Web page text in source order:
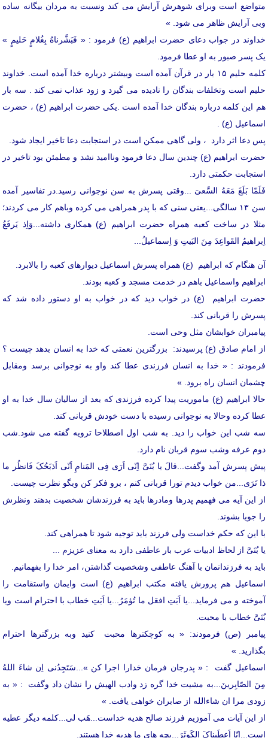
متواضع است وبرای شوهرش آرایش می کند ونسبت به مردان بیگانه ساده
وبی آرایش ظاهر می شود. »
خداوند در جواب دعای حضرت ابراهیم (ع) فرمود : « فَبَشَّرناهُ بِغُلامٍ حَلیمٍ »
یک پسر صبور به او عطا فرمود.
کلمه حلیم ۱۵ بار در قرآن آمده است وبیشتر درباره خدا آمده است. خداوند
حلیم است وتخلفات بندگان را نادیده می گیرد و زود عذاب نمی کند . سه بار
هم این کلمه درباره بندگان خدا آمده است .یکی حضرت ابراهیم (ع) ، حضرت
اسماعیل (ع) .
پس دعا اثر دارد ، ولی گاهی ممکن است در استجابت دعا تاخیر ایجاد شود.
حضرت ابراهیم (ع) چندین سال دعا فرمود وناامید نشد و مطمئن بود تاخیر در
استجابت حکمتی دارد.
فَلَمّا بَلَغَ مَعَهُ السَّعیَ ...وقتی پسرش به سن نوجوانی رسید.در تفاسیر آمده
سن ۱۳ سالگی...یعنی سنی که با پدر همراهی می کرده وباهم کار می کردند؛
مثلا در ساخت کعبه همراه حضرت ابراهیم (ع) همکاری داشته...وَاِذ یَرفَعُ
اِبراهیمُ القَواعِدَ مِنَ البَیتِ وَ اِسماعیلُ...
آن هنگام که ابراهیم (ع) همراه پسرش اسماعیل دیوارهای کعبه را بالابرد.
ابراهیم واسماعیل باهم در خدمت مسجد و کعبه بودند.
حضرت ابراهیم (ع) در خواب دید که در خواب به او دستور داده شد که
پسرش را قربانی کند.
پیامبران خوابشان مثل وحی است.
از امام صادق (ع) پرسیدند: بزرگترین نعمتی که خدا به انسان بدهد چیست ؟
فرمودند : « خدا به انسان فرزندی عطا کند واو به نوجوانی برسد ومقابل
چشمان انسان راه برود. »
حالا ابراهیم (ع) ماموریت پیدا کرده فرزندی که بعد از سالیان سال خدا به او
عطا کرده وحالا به نوجوانی رسیده با دست خودش قربانی کند.
سه شب این خواب را دید. به شب اول اصطلاحا ترویه گفته می شود.شب
دوم عرفه وشب سوم قربان نام دارد.
پیش پسرش آمد وگفت...قالَ یا بُنَیَّ اِنّی اَرَی فِی المَنامِ اَنّی اَذبَحُکَ فَانظُر ما
ذا تَرَی...من خواب دیدم تورا قربانی کنم ، برو فکر کن وبگو نظرت چیست.
از این آیه می فهمیم پدرها ومادرها باید به فرزندشان شخصیت بدهند ونظرش
را جویا بشوند.
با این که حکم خداست ولی فرزند باید توجیه شود تا همراهی کند.
یا بُنَیَّ از لحاظ ادبیات عرب بار عاطفی دارد به معنای عزیزم ...
باید به فرزندانمان با آهنگ عاطفی وشخصیت گذاشتن، امر خدا را بفهمانیم.
اسماعیل هم پرورش یافته مکتب ابراهیم (ع) است وایمان واستقامت را
آموخته و می فرماید...یا اَبَتِ افعَل ما تُؤمَرُ...یا اَبَتِ خطاب با احترام است ویا
بُنَیَّ خطاب با محبت.
پیامبر (ص) فرمودند: « به کوچکترها محبت کنید وبه بزرگترها احترام
بگذارید. »
اسماعیل گفت : « پدرجان فرمان خدارا اجرا کن »...سَتَجِدُنی اِن شاءَ اللهُ
مِنَ الصّابِرینَ...به مشیت خدا گره زد وادب الهیش را نشان داد وگفت : « به
زودی مرا ان شاءالله از صابران خواهی یافت. »
از این آیات می آموزیم فرزند صالح هدیه خداست...هَب لی...کلمه دیگر عطیه
است...اِنّا اَعطَیناکَ الکَوثَرَ...بچه های ما هدیه خدا هستند.